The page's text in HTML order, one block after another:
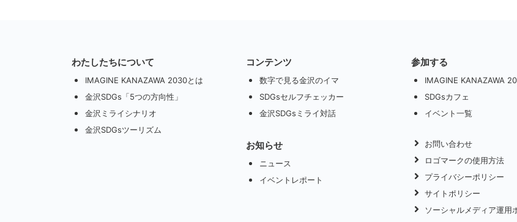
わたしたちについて
IMAGINE KANAZAWA 2030とは
金沢SDGs「5つの方向性」
金沢ミライシナリオ
金沢SDGsツーリズム
コンテンツ
数字で見る金沢のイマ
SDGsセルフチェッカー
金沢SDGsミライ対話
お知らせ
ニュース
イベントレポート
参加する
IMAGINE KANAZAWA
SDGsカフェ
イベント一覧
お問い合わせ
ロゴマークの使用方法
プライバシーポリシー
サイトポリシー
ソーシャルメディア運用